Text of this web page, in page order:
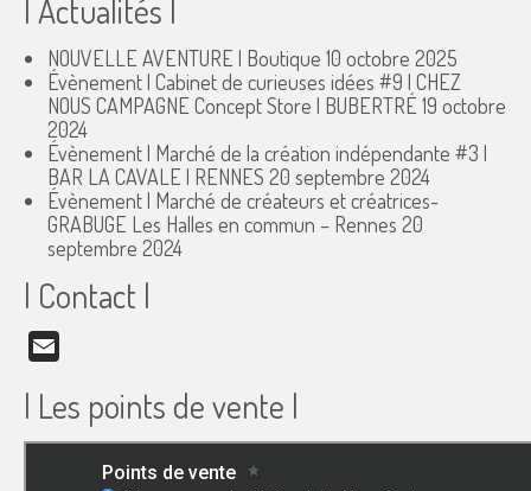
| Actualités |
NOUVELLE AVENTURE | Boutique 10 octobre 2025
Évènement | Cabinet de curieuses idées #9 | CHEZ
NOUS CAMPAGNE Concept Store | BUBERTRÉ 19 octobre
2024
Évènement | Marché de la création indépendante #3 |
BAR LA CAVALE | RENNES 20 septembre 2024
Évènement | Marché de créateurs et créatrices-
GRABUGE Les Halles en commun – Rennes 20
septembre 2024
| Contact |
| Les points de vente |